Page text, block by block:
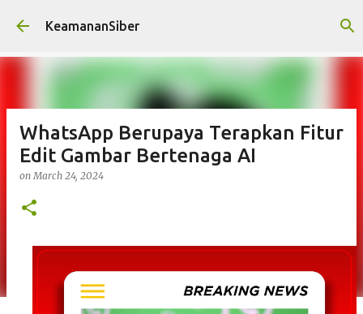
Skip to main content
KeamananSiber
WhatsApp Berupaya Terapkan Fitur
Edit Gambar Bertenaga AI
onMarch 24, 2024